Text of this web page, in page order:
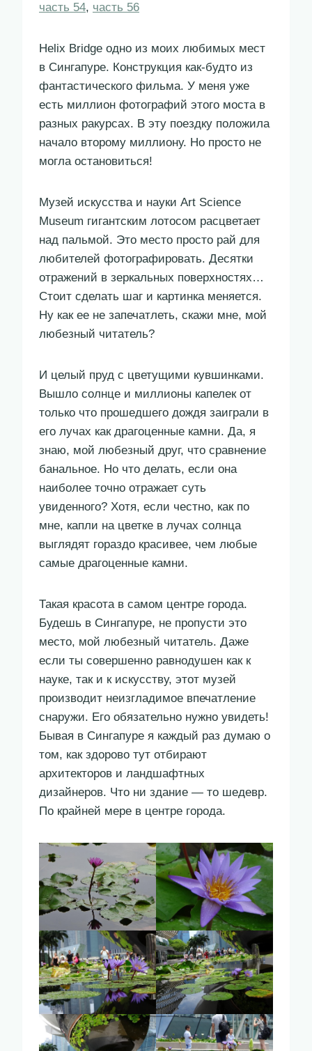
часть 54, часть 56
Helix Bridge одно из моих любимых мест
в Сингапуре. Конструкция как-будто из
фантастического фильма. У меня уже
есть миллион фотографий этого моста в
разных ракурсах. В эту поездку положила
начало второму миллиону. Но просто не
могла остановиться!
Музей искусства и науки Art Science
Museum гигантским лотосом расцветает
над пальмой. Это место просто рай для
любителей фотографировать. Десятки
отражений в зеркальных поверхностях…
Стоит сделать шаг и картинка меняется.
Ну как ее не запечатлеть, скажи мне, мой
любезный читатель?
И целый пруд с цветущими кувшинками.
Вышло солнце и миллионы капелек от
только что прошедшего дождя заиграли в
его лучах как драгоценные камни. Да, я
знаю, мой любезный друг, что сравнение
банальное. Но что делать, если она
наиболее точно отражает суть
увиденного? Хотя, если честно, как по
мне, капли на цветке в лучах солнца
выглядят гораздо красивее, чем любые
самые драгоценные камни.
Такая красота в самом центре города.
Будешь в Сингапуре, не пропусти это
место, мой любезный читатель. Даже
если ты совершенно равнодушен как к
науке, так и к искусству, этот музей
производит неизгладимое впечатление
снаружи. Его обязательно нужно увидеть!
Бывая в Сингапуре я каждый раз думаю о
том, как здорово тут отбирают
архитекторов и ландшафтных
дизайнеров. Что ни здание — то шедевр.
По крайней мере в центре города.